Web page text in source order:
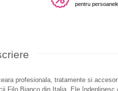
pentru
profesionala, tratamente si
Filo Bianco din Italia. Ele îndeplinesc